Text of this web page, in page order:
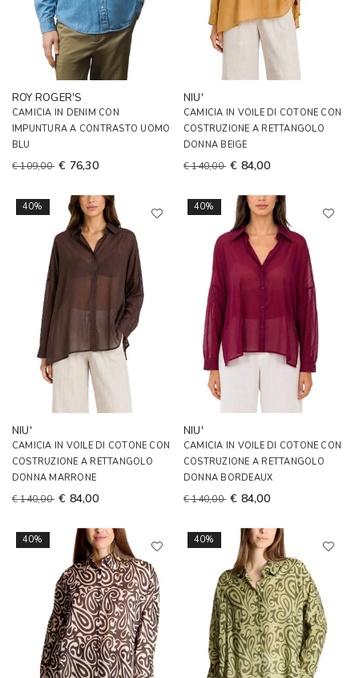
ROY ROGER'S
CAMICIA IN DENIM CON
IMPUNTURA A CONTRASTO UOMO
BLU
€ 109,00 € 76,30
NIU'
CAMICIA IN VOILE DI COTONE CON
COSTRUZIONE A RETTANGOLO
DONNA BEIGE
€ 140,00 € 84,00
40%
NIU'
CAMICIA IN VOILE DI COTONE CON
COSTRUZIONE A RETTANGOLO
DONNA MARRONE
€ 140,00 € 84,00
40%
NIU'
CAMICIA IN VOILE DI COTONE CON
COSTRUZIONE A RETTANGOLO
DONNA BORDEAUX
€ 140,00 € 84,00
40% 40%